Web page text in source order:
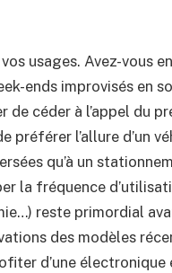
usages. Avez-vous
ends improvisés en
de céder à l’appel du
l’allure d’un
qu’à un
la fréquence
reste primordial
des modèles
d’une électronique